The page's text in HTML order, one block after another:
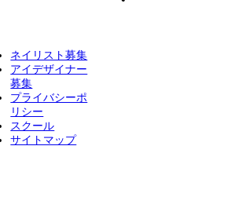
ネイリスト募集
アイデザイナー
募集
プライバシーポ
リシー
スクール
サイトマップ